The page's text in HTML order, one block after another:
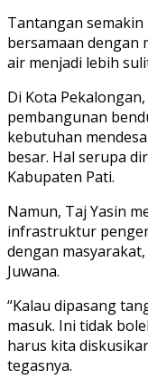
Tantangan
bersamaan dengan
air menjadi lebih
Di Kota
pembangunan
kebutuhan
besar. Hal serupa
Kabupaten Pati.
Namun, Taj Yasin
infrastruktur
dengan
Juwana.
“Kalau dipasang
masuk. Ini tidak
harus kita
tegasnya.